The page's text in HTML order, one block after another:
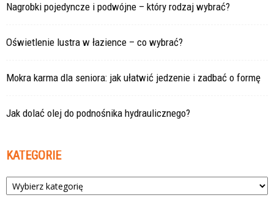
Nagrobki pojedyncze i podwójne – który rodzaj wybrać?
Oświetlenie lustra w łazience – co wybrać?
Mokra karma dla seniora: jak ułatwić jedzenie i zadbać o formę
Jak dolać olej do podnośnika hydraulicznego?
KATEGORIE
Kategorie